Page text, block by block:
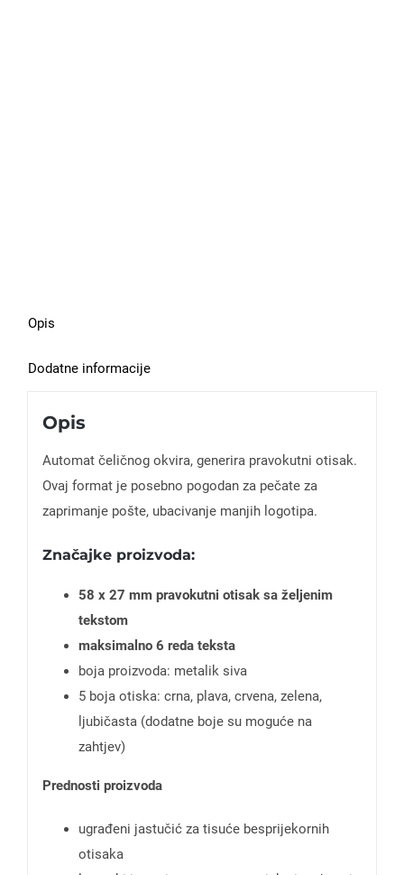
Opis
Dodatne informacije
Opis
Automat čeličnog okvira, generira pravokutni otisak.
Ovaj format je posebno pogodan za pečate za
zaprimanje pošte, ubacivanje manjih logotipa.
Značajke proizvoda:
58 x 27 mm pravokutni otisak sa željenim
tekstom
maksimalno 6 reda teksta
boja proizvoda: metalik siva
5 boja otiska: crna, plava, crvena, zelena,
ljubičasta (dodatne boje su moguće na
zahtjev)
Prednosti proizvoda
ugrađeni jastučić za tisuće besprijekornih
otisaka